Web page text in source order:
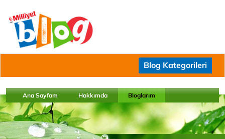
Blog Kategorileri
Ana Sayfam Hakkımda Bloglarım